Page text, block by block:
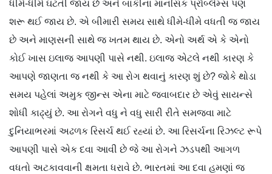
ધીમે-ધીમે ઘટતી જાય છે અને બાકીના માનસિક પ્રૉબ્લેમ્સ પણ
શરૂ થઈ જાય છે. એ બીમારી સમય સાથે ધીમે-ધીમે વધતી જ જાય
છે અને માણસની સાથે જ ખતમ થાય છે. એનો અર્થ એ કે એનો
કોઈ ખાસ ઇલાજ આપણી પાસે નથી. ઇલાજ એટલે નથી કારણ કે
આપણે જાણતા જ નથી કે આ રોગ થવાનું કારણ શું છે? જોકે થોડા
સમય પહેલાં અમુક જીન્સ એના માટે જવાબદાર છે એવું સાયન્સે
શોધી કાઢ્યું છે. આ રોગને વધુ ને વધુ સારી રીતે સમજવા માટે
દુનિયાભરમાં અઢળક રિસર્ચ થઈ રહ્યાં છે. આ રિસર્ચના રિઝલ્ટ રૂપે
આપણી પાસે એક દવા આવી છે જે આ રોગને ઝડપથી આગળ
વધતો અટકાવવાની ક્ષમતા ધરાવે છે. ભારતમાં આ દવા હમણાં જ